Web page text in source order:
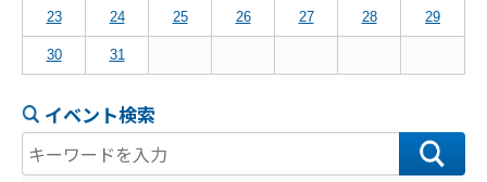
23 24 25 26 27 28 29
30 31
イベント検索